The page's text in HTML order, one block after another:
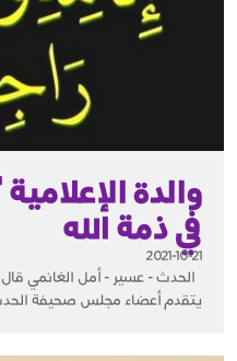
والدة
في ذمة الله
2021-10-21
الحدث - عسير - أمل الغانمي
يتقدم أعضاء مجلس صحيفة